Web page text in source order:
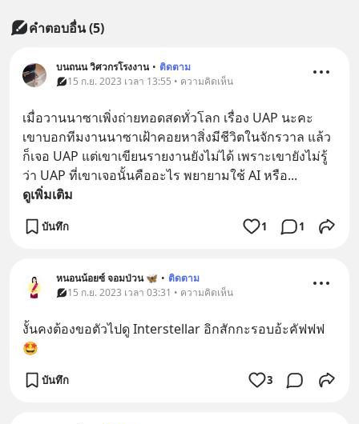
คำตอบอื่น(5)
บนถนน วิศวกรโรงงาน • ติดตาม
15 ก.ย. 2023 เวลา 13:55 • ความคิดเห็น
เมื่อวานนาซาเพิ่งถ่ายทอดสดทั่วโลก เรื่อง UAP นะคะ
เขาบอกทีมงานนาซาเฝ้าคอยหาสิ่งมีชีวิตในจักรวาล แล้ว
ก็เจอ UAP แต่เขาเขียนรายงานยังไม่ได้ เพราะเขายังไม่รู้
ว่า UAP ที่เขาเจอนั้นคืออะไร พยายามใช้ AI หรือ...
ดูเพิ่มเติม
บันทึก 1 1
หนอนน้อยซ์ จอมป่วน 🦋 • ติดตาม
15 ก.ย. 2023 เวลา 03:31 • ความคิดเห็น
งั้นคงต้องขอตัวไปดู Interstellar อิกสักกะรอบอ้ะคัฟฟฟ
🤩
บันทึก 3